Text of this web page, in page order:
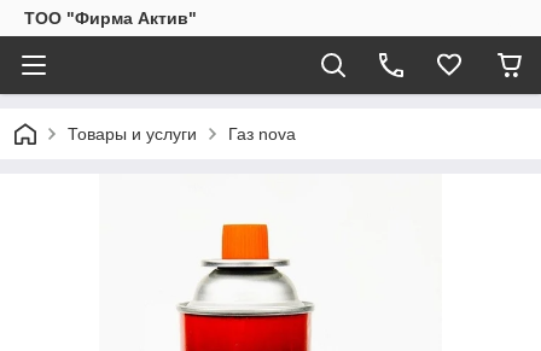
ТОО "Фирма Актив"
Товары и услуги Газ nova